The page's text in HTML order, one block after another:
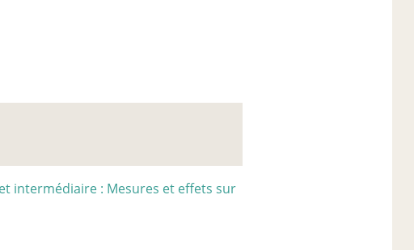
intermédiaire : Mesures et effets sur